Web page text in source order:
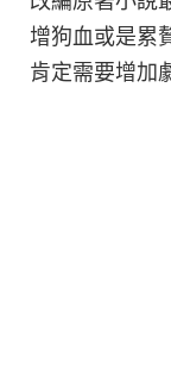
增狗血或是累
肯定需要增加